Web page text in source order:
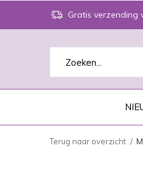
Gratis verzending
Terug naar overzicht